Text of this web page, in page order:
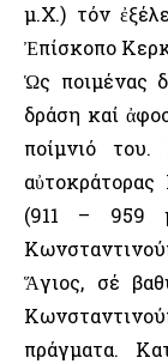
μ.Χ.) τόν
Ἐπίσκοπο
Ὡς ποιμένας
δράση καί
ποίμνιό
(911 – 959
Ἅγιος, σέ
πράγματα.